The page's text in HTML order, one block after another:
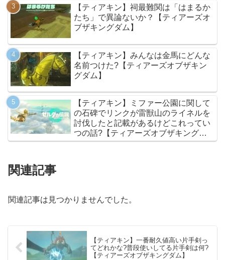
【ティアキン】祠最難関は「はまるか
たち」で異論ないか？【ティアーズオ
ブザキングダム】
【ティアキン】みんなは金馬にどんな
名前つけた?【ティアーズオブザキン
グダム】
【ティアキン】ミファー公園に関して
の石碑でリンクが雷獣山のライネルを
討伐したと記載があるけどこれってい
つの話?【ティアーズオブザキングダ
ム】
関連記事
関連記事は見つかりませんでした。
【ティアキン】一番耐久値高い片手剣っ
てどれかな?普段使いしてる片手剣は何?
【ティアーズオブザキングダム】